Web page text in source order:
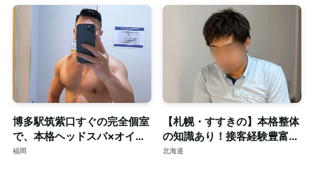
博多駅筑紫口すぐの完全個室
で、本格ヘッドスパ×オイル
マッサージ。ご予約はDMで
福岡
【札幌・すすきの】本格整体
の知識あり！接客経験豊富な
短髪筋トレ男子によるゲイマ
北海道